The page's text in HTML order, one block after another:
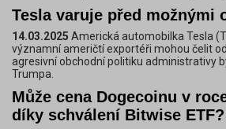
Tesla varuje před možnými
14.03.2025 Americká automobilka Tesla
významní američtí exportéři mohou čelit
agresivní obchodní politiku administrativy
Trumpa.
Může cena Dogecoinu v
díky schválení Bitwise ETF?